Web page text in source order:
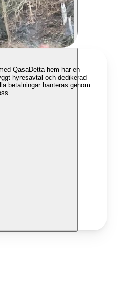
QasaDetta hem har en
hyresavtal och dedikerad
betalningar hanteras genom